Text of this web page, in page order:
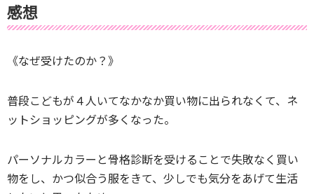
感想
《なぜ受けたのか？》
普段こどもが４人いてなかなか買い物に出られなくて、ネ
ットショッピングが多くなった。
パーソナルカラーと骨格診断を受けることで失敗なく買い
物をし、かつ似合う服をきて、少しでも気分をあげて生活